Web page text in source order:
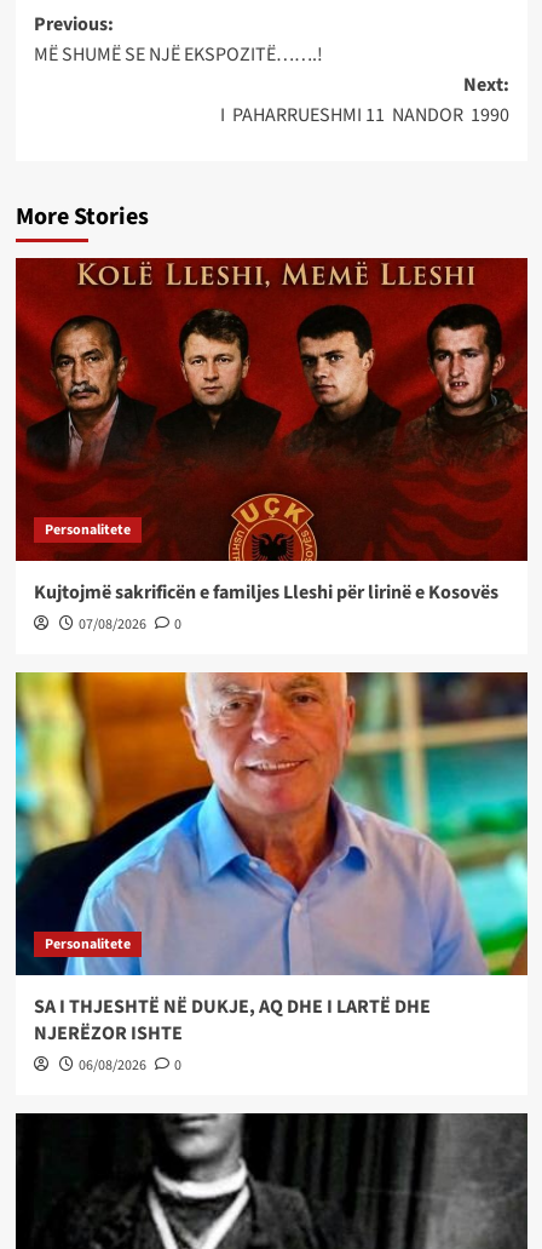
Post
navigation
Previous:
MË SHUMË SE NJË EKSPOZITË…….!
Next:
I PAHARRUESHMI 11 NANDOR 1990
More Stories
Personalitete
Kujtojmë sakrificën e familjes Lleshi për lirinë e Kosovës
07/08/2026 0
Personalitete
SA I THJESHTË NË DUKJE, AQ DHE I LARTË DHE
NJERËZOR ISHTE
06/08/2026 0